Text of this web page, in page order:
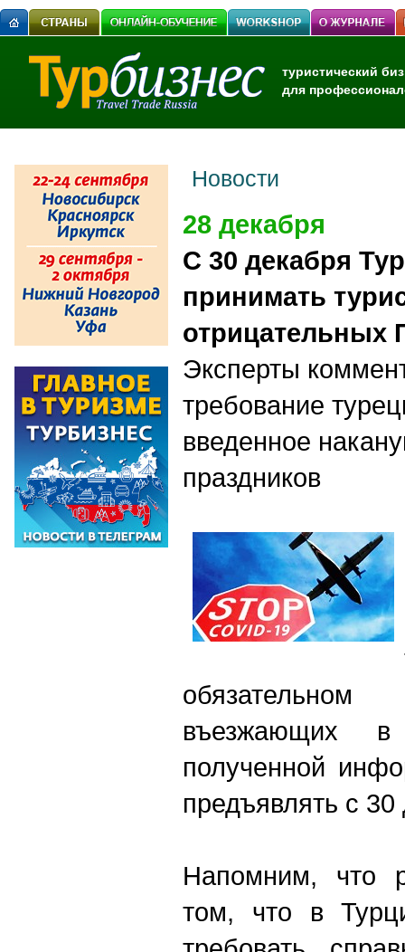
туристический
для
Новости
28 декабря
C 30 декабря
принимать
отрицательных
Эксперты
требование
введенное
праздников
въезжающих в
полученной
предъявлять с 30
Напомним, что
том, что в